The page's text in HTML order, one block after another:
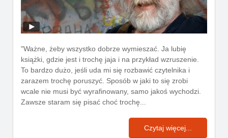
"Ważne, żeby wszystko dobrze wymieszać. Ja lubię
książki, gdzie jest i trochę jaja i na przykład wzruszenie.
To bardzo dużo, jeśli uda mi się rozbawić czytelnika i
zarazem trochę poruszyć. Sposób w jaki to się zrobi
wcale nie musi być wyrafinowany, samo jakoś wychodzi.
Zawsze staram się pisać choć trochę...
Czytaj więcej...